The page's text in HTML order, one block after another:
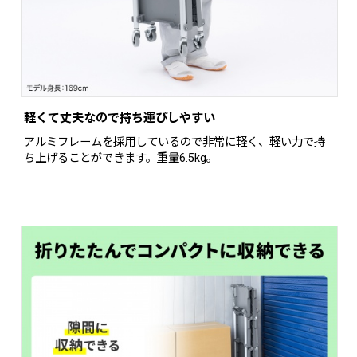
軽くて丈夫なので持ち運びしやすい
アルミフレームを採用しているので非常に軽く、軽い力で持
ち上げることができます。重量6.5kg。